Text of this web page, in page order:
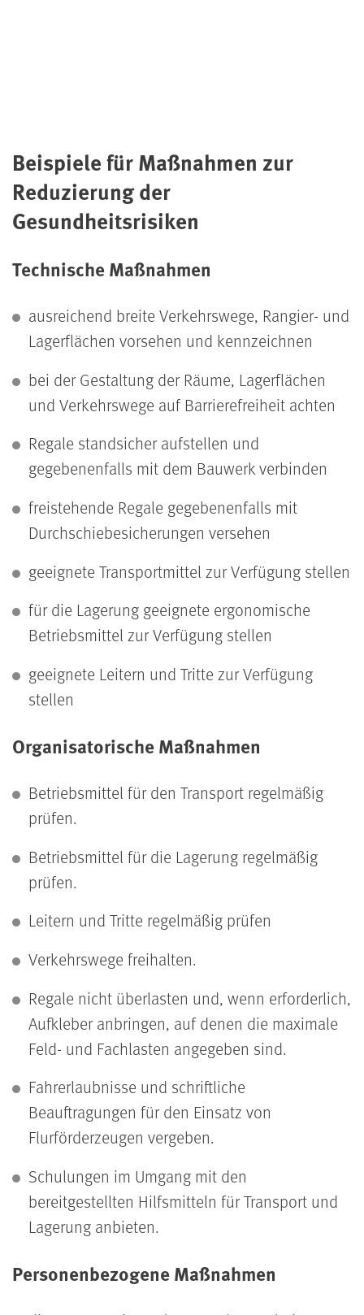
Beispiele für Maßnahmen zur
Reduzierung der
Gesundheitsrisiken
Technische Maßnahmen
ausreichend breite Verkehrswege, Rangier- und
Lagerflächen vorsehen und kennzeichnen
bei der Gestaltung der Räume, Lagerflächen
und Verkehrswege auf Barrierefreiheit achten
Regale standsicher aufstellen und
gegebenenfalls mit dem Bauwerk verbinden
freistehende Regale gegebenenfalls mit
Durchschiebesicherungen versehen
geeignete Transportmittel zur Verfügung stellen
für die Lagerung geeignete ergonomische
Betriebsmittel zur Verfügung stellen
geeignete Leitern und Tritte zur Verfügung
stellen
Organisatorische Maßnahmen
Betriebsmittel für den Transport regelmäßig
prüfen.
Betriebsmittel für die Lagerung regelmäßig
prüfen.
Leitern und Tritte regelmäßig prüfen
Verkehrswege freihalten.
Regale nicht überlasten und, wenn erforderlich,
Aufkleber anbringen, auf denen die maximale
Feld- und Fachlasten angegeben sind.
Fahrerlaubnisse und schriftliche
Beauftragungen für den Einsatz von
Flurförderzeugen vergeben.
Schulungen im Umgang mit den
bereitgestellten Hilfsmitteln für Transport und
Lagerung anbieten.
Personenbezogene Maßnahmen